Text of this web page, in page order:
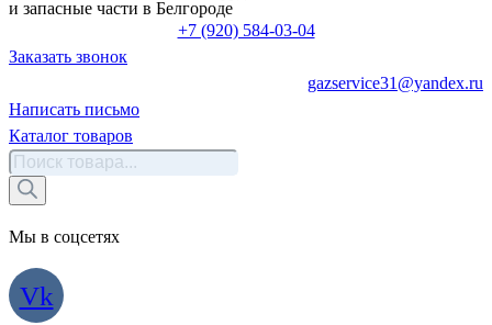
и запасные части в Белгороде
+7 (920) 584-03-04
Заказать звонок
gazservice31@yandex.ru
Написать письмо
Каталог товаров
Поиск
товаров
Мы в соцсетях
Vk